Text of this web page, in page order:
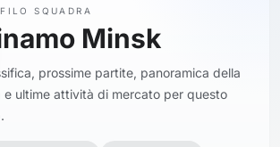
SQUADRA
Minsk
prossime partite, panoramica della
e ultime attività di mercato per questo